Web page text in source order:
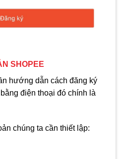
SHOPEE
hướng dẫn cách đăng ký
điện thoại đó chính là
chúng ta cần thiết lập: